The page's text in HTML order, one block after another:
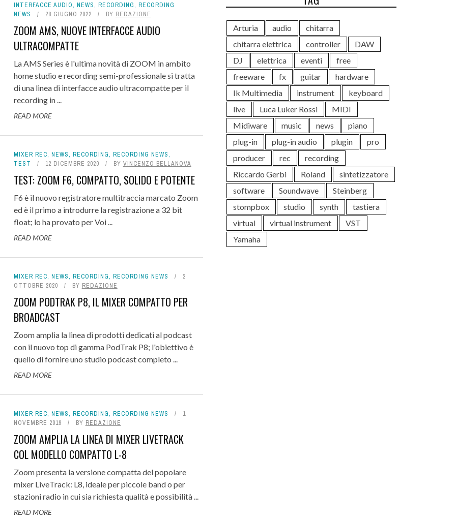
INTERFACCE AUDIO, NEWS, RECORDING, RECORDING
NEWS
28 GIUGNO 2022 BY REDAZIONE
ZOOM AMS, NUOVE INTERFACCE AUDIO
ULTRACOMPATTE
La AMS Series è l'ultima novità di ZOOM in ambito
home studio e recording semi-professionale si tratta
di una linea di interfacce audio ultracompatte per il
recording in ...
READ MORE
MIXER REC, NEWS, RECORDING, RECORDING NEWS,
TEST
12 DICEMBRE 2020 BY VINCENZO BELLANOVA
TEST: ZOOM F6, COMPATTO, SOLIDO E POTENTE
F6 è il nuovo registratore multitraccia marcato Zoom
ed è il primo a introdurre la registrazione a 32 bit
float; lo ha provato per Voi ...
READ MORE
MIXER REC, NEWS, RECORDING, RECORDING NEWS
2
OTTOBRE 2020
BY REDAZIONE
ZOOM PODTRAK P8, IL MIXER COMPATTO PER
BROADCAST
Zoom amplia la linea di prodotti dedicati al podcast
con il nuovo top di gamma PodTrak P8; l'obiettivo è
quello di fornire uno studio podcast completo ...
READ MORE
MIXER REC, NEWS, RECORDING, RECORDING NEWS
1
NOVEMBRE 2019
BY REDAZIONE
ZOOM AMPLIA LA LINEA DI MIXER LIVETRACK
COL MODELLO COMPATTO L-8
Zoom presenta la versione compatta del popolare
mixer LiveTrack: L8, ideale per piccole band o per
stazioni radio in cui sia richiesta qualità e possibilità ...
READ MORE
Arturia audio
chitarra
chitarra elettrica
controller
DAW
DJ
elettrica eventi
free
freeware
fx guitar
hardware
Ik Multimedia
instrument
keyboard
live
Luca Luker Rossi
MIDI
Midiware
music news
piano
plug-in
plug-in audio plugin
pro
producer
rec
recording
Riccardo Gerbi
Roland
sintetizzatore
software
Soundwave
Steinberg
stompbox
studio synth
tastiera
virtual
virtual instrument
VST
Yamaha